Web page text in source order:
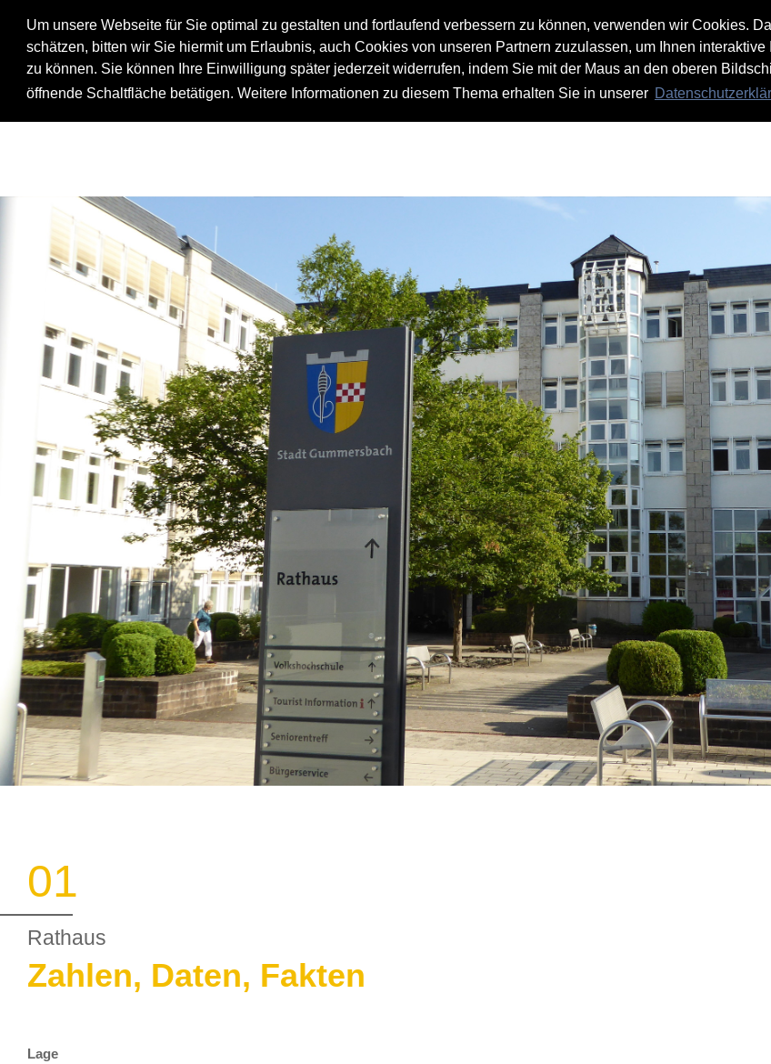
Um unsere Webseite für Sie optimal zu gestalten und fortlaufend verbessern zu können, verwenden wir Cookies.
schätzen, bitten wir Sie hiermit um Erlaubnis, auch Cookies von unseren Partnern zuzulassen, um Ihnen interaktive
zu können. Sie können Ihre Einwilligung später jederzeit widerrufen, indem Sie mit der Maus an den oberen
öffnende Schaltfläche betätigen. Weitere Informationen zu diesem Thema erhalten Sie in unserer
01
Rathaus
Zahlen, Daten, Fakten
Lage